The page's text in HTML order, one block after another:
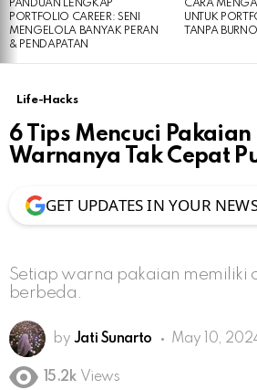
PANDUAN LENGKAP
PORTFOLIO CAREER: SENI
MENGELOLA BANYAK PERAN
& PENDAPATAN
CARA
UNTUK
TANPA
Life-Hacks
6 Tips Mencuci
Warnanya Tak Cepat
GET UPDATES IN YOUR
Setiap warna pakaian memiliki
berbeda.
by Jati Sunarto May 10,
15.2k Views